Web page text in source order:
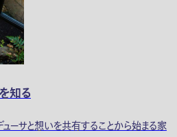
知る
ーサと想いを共有することから始まる家